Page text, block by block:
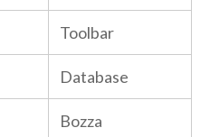
Toolbar
Database
Bozza